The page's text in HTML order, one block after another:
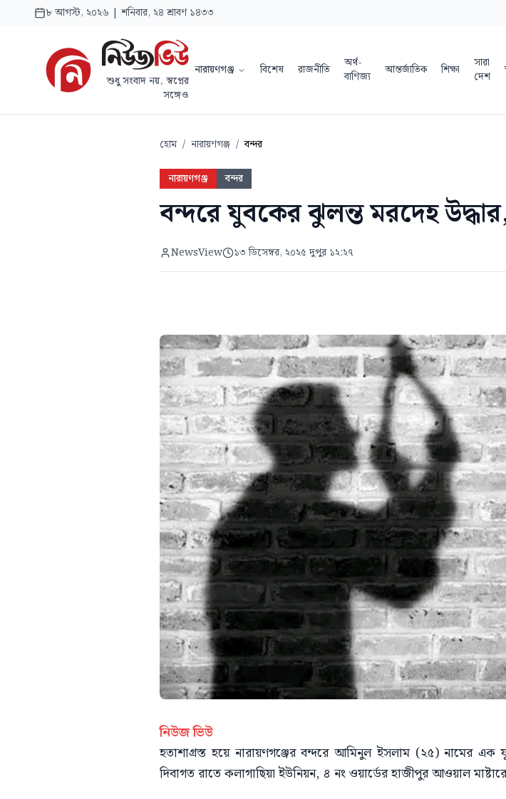
৮ আগস্ট, ২০২৬ | শনিবার, ২৪ শ্রাবণ ১৪৩৩
শুধু সংবাদ নয়, স্বপ্নের
সঙ্গেও
নারায়ণগঞ্জ বিশেষ রাজনীতি
অর্থ-
বাণিজ্য
আন্তর্জাতিক শিক্ষা
সারা
দেশ
হোম / নারায়ণগঞ্জ / বন্দর
নারায়ণগঞ্জ বন্দর
বন্দরে যুবকের ঝুলন্ত মরদেহ
NewsView ১৩ ডিসেম্বর, ২০২৫ দুপুর ১২:২৭
নিউজ ভিউ
হতাশাগ্রস্ত হয়ে নারায়ণগঞ্জের বন্দরে আমিনুল ইসলাম (২৫) নামের
দিবাগত রাতে কলাগাছিয়া ইউনিয়ন, ৪ নং ওয়ার্ডের হাজীপুর আওয়াল